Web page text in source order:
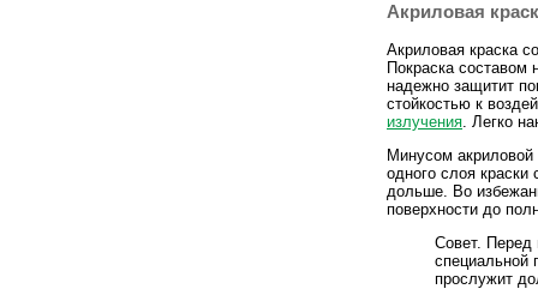
Акриловая
Акриловая краска
Покраска составом
надежно защитит
стойкостью к
излучения. Легко
Минусом акриловой
одного слоя
дольше. Во
поверхности до
Совет. Перед
специальной
прослужит